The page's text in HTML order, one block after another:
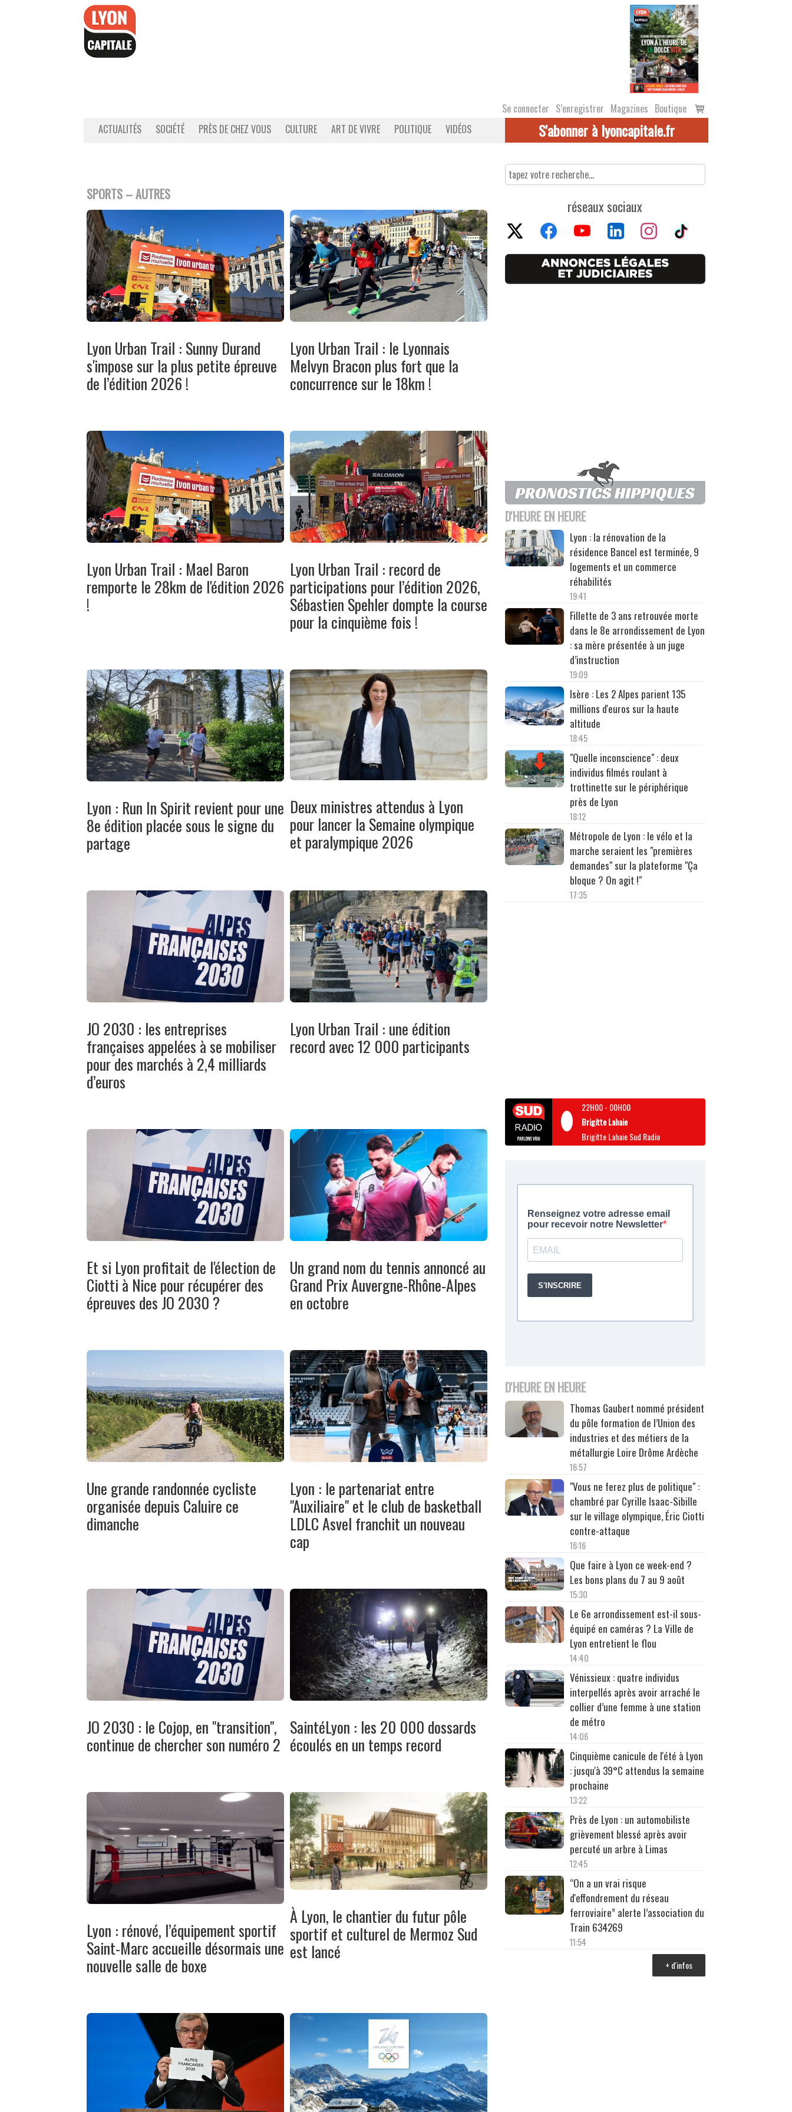
Se connecter S’enregistrer Magazines Boutique
Voir
le
ACTUALITÉS SOCIÉTÉ PRÈS DE CHEZ VOUS CULTURE ART DE VIVRE POLITIQUE VIDÉOS S'abonner à lyoncapitale.fr
SPORTS – AUTRES
Lyon Urban Trail : Sunny Durand
s'impose sur la plus petite épreuve
de l’édition 2026 !
Lyon Urban Trail : le Lyonnais
Melvyn Bracon plus fort que la
concurrence sur le 18km !
Lyon Urban Trail : Mael Baron
remporte le 28km de l'édition 2026
!
Lyon Urban Trail : record de
participations pour l’édition 2026,
Sébastien Spehler dompte la course
pour la cinquième fois !
Lyon : Run In Spirit revient pour une
8e édition placée sous le signe du
partage
Deux ministres attendus à Lyon
pour lancer la Semaine olympique
et paralympique 2026
JO 2030 : les entreprises
françaises appelées à se mobiliser
pour des marchés à 2,4 milliards
d’euros
Lyon Urban Trail : une édition
record avec 12 000 participants
Et si Lyon profitait de l'élection de
Ciotti à Nice pour récupérer des
épreuves des JO 2030 ?
Un grand nom du tennis annoncé au
Grand Prix Auvergne-Rhône-Alpes
en octobre
Une grande randonnée cycliste
organisée depuis Caluire ce
dimanche
Lyon : le partenariat entre
"Auxiliaire" et le club de basketball
LDLC Asvel franchit un nouveau
cap
JO 2030 : le Cojop, en "transition",
continue de chercher son numéro 2
SaintéLyon : les 20 000 dossards
écoulés en un temps record
Lyon : rénové, l’équipement sportif
Saint-Marc accueille désormais une
nouvelle salle de boxe
À Lyon, le chantier du futur pôle
sportif et culturel de Mermoz Sud
est lancé
réseaux sociaux
D'HEURE EN HEURE
Lyon : la rénovation de la
résidence Bancel est terminée, 9
logements et un commerce
réhabilités
19:41
Fillette de 3 ans retrouvée morte
dans le 8e arrondissement de Lyon
: sa mère présentée à un juge
d’instruction
19:09
Isère : Les 2 Alpes parient 135
millions d'euros sur la haute
altitude
18:45
"Quelle inconscience" : deux
individus filmés roulant à
trottinette sur le périphérique
près de Lyon
18:12
Métropole de Lyon : le vélo et la
marche seraient les "premières
demandes" sur la plateforme "Ça
bloque ? On agit !"
17:35
22H00- 00H00
Brigitte Lahaie
Brigitte Lahaie Sud Radio
D'HEURE EN HEURE
Thomas Gaubert nommé président
du pôle formation de l’Union des
industries et des métiers de la
métallurgie Loire Drôme Ardèche
16:57
"Vous ne ferez plus de politique" :
chambré par Cyrille Isaac-Sibille
sur le village olympique, Éric Ciotti
contre-attaque
16:16
Que faire à Lyon ce week-end ?
Les bons plans du 7 au 9 août
15:30
Le 6e arrondissement est-il sous-
équipé en caméras ? La Ville de
Lyon entretient le flou
14:40
Vénissieux : quatre individus
interpellés après avoir arraché le
collier d’une femme à une station
de métro
14:06
Cinquième canicule de l'été à Lyon
: jusqu'à 39°C attendus la semaine
prochaine
13:22
Près de Lyon : un automobiliste
grièvement blessé après avoir
percuté un arbre à Limas
12:45
“On a un vrai risque
d'effondrement du réseau
ferroviaire” alerte l’association du
Train 634269
11:54
+ d'infos